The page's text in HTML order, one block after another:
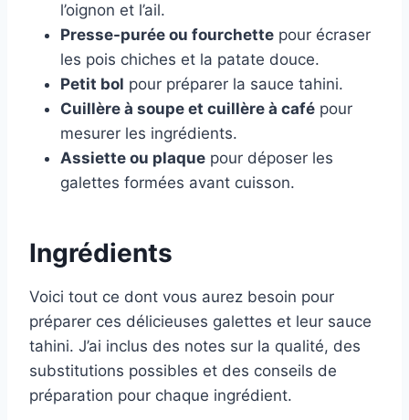
l’oignon et l’ail.
Presse-purée ou fourchette pour écraser
les pois chiches et la patate douce.
Petit bol pour préparer la sauce tahini.
Cuillère à soupe et cuillère à café pour
mesurer les ingrédients.
Assiette ou plaque pour déposer les
galettes formées avant cuisson.
Ingrédients
Voici tout ce dont vous aurez besoin pour
préparer ces délicieuses galettes et leur sauce
tahini. J’ai inclus des notes sur la qualité, des
substitutions possibles et des conseils de
préparation pour chaque ingrédient.